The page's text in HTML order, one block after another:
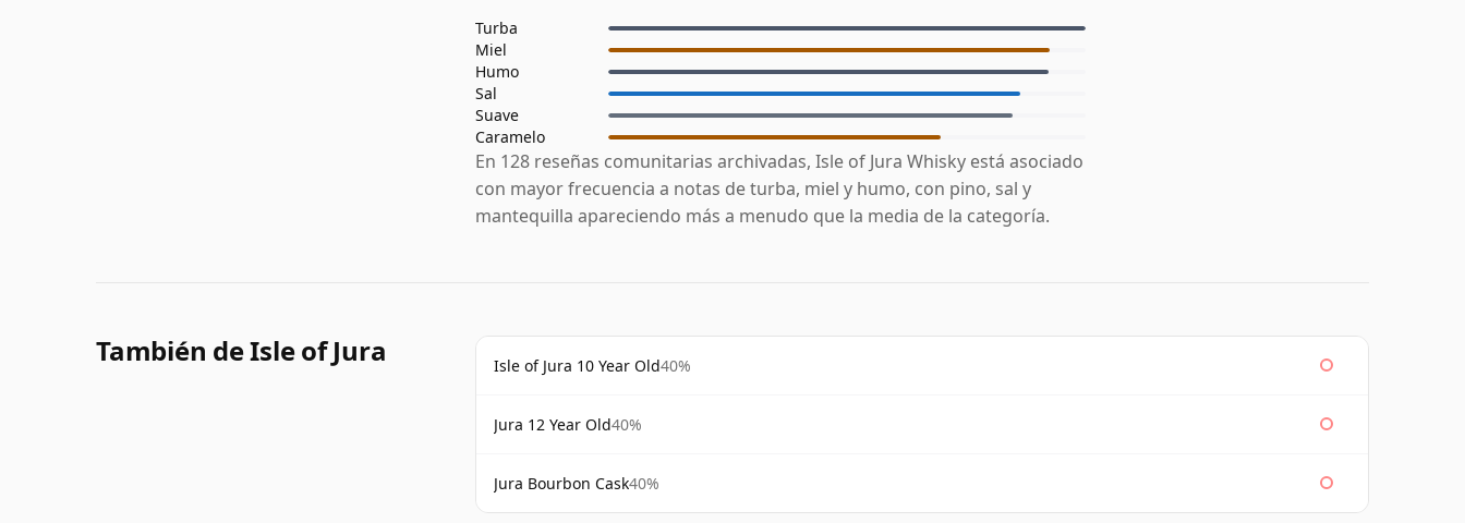
Turba
Miel
Humo
Sal
Suave
Caramelo
En 128 reseñas comunitarias archivadas, Isle of Jura Whisky está asociado
con mayor frecuencia a notas de turba, miel y humo, con pino, sal y
mantequilla apareciendo más a menudo que la media de la categoría.
También de Isle of Jura Isle of Jura 10 Year Old40%
Jura 12 Year Old40%
Jura Bourbon Cask40%